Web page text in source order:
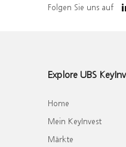
Folgen Sie uns auf
Explore UBS
Home
Mein KeyInvest
Märkte